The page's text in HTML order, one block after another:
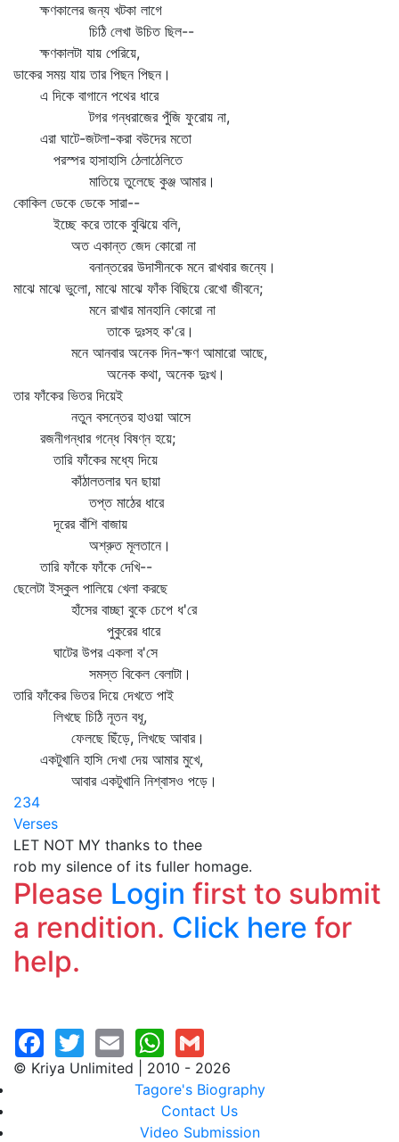
ক্ষণকালের জন্য খটকা লাগে
চিঠি লেখা উচিত ছিল--
ক্ষণকালটা যায় পেরিয়ে,
ডাকের সময় যায় তার পিছন পিছন।
এ দিকে বাগানে পথের ধারে
টগর গন্ধরাজের পুঁজি ফুরোয় না,
এরা ঘাটে-জটলা-করা বউদের মতো
পরস্পর হাসাহাসি ঠেলাঠেলিতে
মাতিয়ে তুলেছে কুঞ্জ আমার।
কোকিল ডেকে ডেকে সারা--
ইচ্ছে করে তাকে বুঝিয়ে বলি,
অত একান্ত জেদ কোরো না
বনান্তরের উদাসীনকে মনে রাখবার জন্যে।
মাঝে মাঝে ভুলো, মাঝে মাঝে ফাঁক বিছিয়ে রেখো জীবনে;
মনে রাখার মানহানি কোরো না
তাকে দুঃসহ ক'রে।
মনে আনবার অনেক দিন-ক্ষণ আমারো আছে,
অনেক কথা, অনেক দুঃখ।
তার ফাঁকের ভিতর দিয়েই
নতুন বসন্তের হাওয়া আসে
রজনীগন্ধার গন্ধে বিষণ্ন হয়ে;
তারি ফাঁকের মধ্যে দিয়ে
কাঁঠালতলার ঘন ছায়া
তপ্ত মাঠের ধারে
দূরের বাঁশি বাজায়
অশ্রুত মূলতানে।
তারি ফাঁকে ফাঁকে দেখি--
ছেলেটা ইস্কুল পালিয়ে খেলা করছে
হাঁসের বাচ্ছা বুকে চেপে ধ'রে
পুকুরের ধারে
ঘাটের উপর একলা ব'সে
সমস্ত বিকেল বেলাটা।
তারি ফাঁকের ভিতর দিয়ে দেখতে পাই
লিখছে চিঠি নূতন বধূ,
ফেলছে ছিঁড়ে, লিখছে আবার।
একটুখানি হাসি দেখা দেয় আমার মুখে,
আবার একটুখানি নিশ্বাসও পড়ে।
234
Verses
LET NOT MY thanks to thee
rob my silence of its fuller homage.
Please Login first to submit
a rendition. Click here for
help.
© Kriya Unlimited | 2010 - 2026
Tagore's Biography
Contact Us
Video Submission